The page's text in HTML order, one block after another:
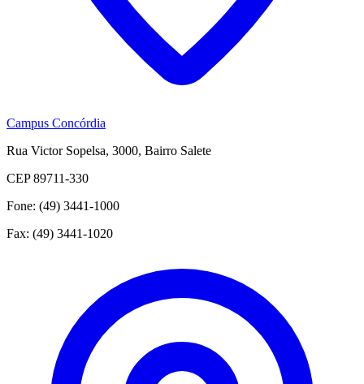
Campus Concórdia
Rua Victor Sopelsa, 3000, Bairro Salete
CEP 89711-330
Fone: (49) 3441-1000
Fax: (49) 3441-1020